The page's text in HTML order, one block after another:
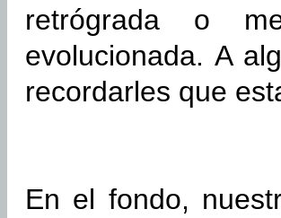
retrógrada o
evolucionada. A
recordarles que
En el fondo,